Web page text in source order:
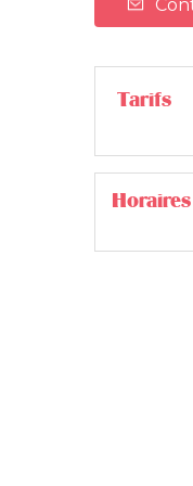
Tarifs
Horaires